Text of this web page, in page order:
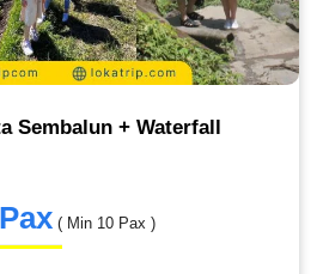
Sembalun + Waterfall
( Min 10 Pax )